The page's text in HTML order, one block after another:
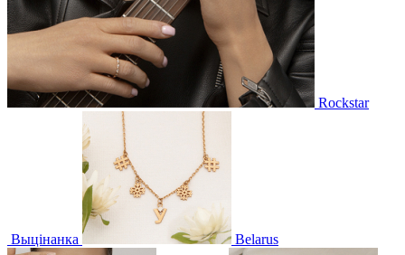
Rockstar
Выцінанка Belarus